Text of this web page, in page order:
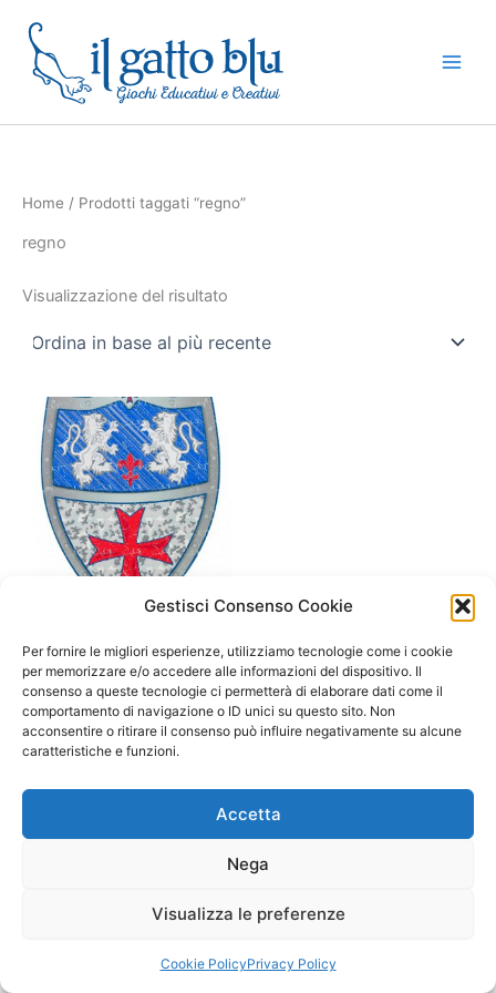
Gestisci Consenso Cookie
Per fornire le migliori esperienze, utilizziamo tecnologie come i cookie
per memorizzare e/o accedere alle informazioni del dispositivo. Il
consenso a queste tecnologie ci permetterà di elaborare dati come il
comportamento di navigazione o ID unici su questo sito. Non
acconsentire o ritirare il consenso può influire negativamente su alcune
caratteristiche e funzioni.
Accetta
Nega
Visualizza le preferenze
Cookie PolicyPrivacy Policy
contenuto
Home / Prodotti taggati “regno”
regno
Visualizzazione del risultato
Scudo cavalier Roger-Souza
19,90€
Select options
Copyright © 2026 Il Gatto Blu Giochi educativi Montessori e